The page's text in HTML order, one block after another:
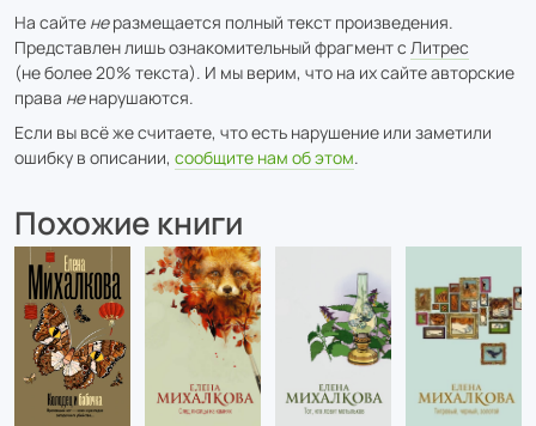
На сайте неразмещается полный текст произведения.
Представлен лишь ознакомительный фрагмент с Литрес
(не более 20% текста). И мы верим, что на их сайте авторские
права ненарушаются.
Если вы всё же считаете, что есть нарушение или заметили
ошибку в описании, сообщите нам об этом.
Похожие книги